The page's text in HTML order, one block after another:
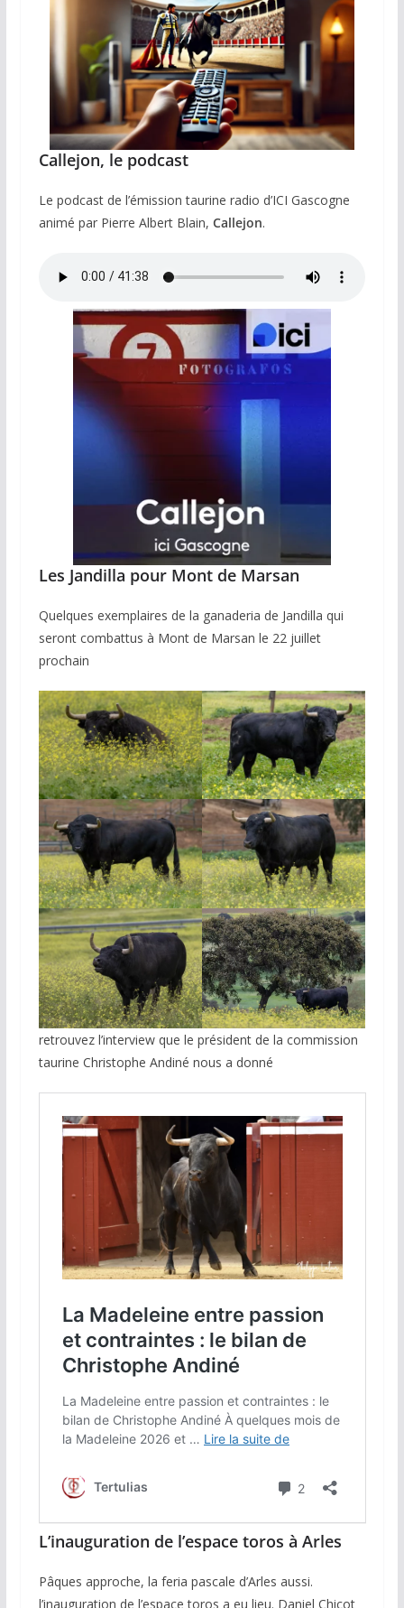
Callejon, le podcast
Le podcast de l’émission taurine radio d’ICI Gascogne
animé par Pierre Albert Blain, Callejon.
Les Jandilla pour Mont de Marsan
Quelques exemplaires de la ganaderia de Jandilla qui
seront combattus à Mont de Marsan le 22 juillet
prochain
retrouvez l’interview que le président de la commission
taurine Christophe Andiné nous a donné
L’inauguration de l’espace toros à Arles
Pâques approche, la feria pascale d’Arles aussi.
l’inauguration de l’espace toros a eu lieu. Daniel Chicot